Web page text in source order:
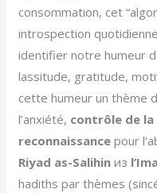
consommation, cet
introspection
identifier notre humeur
lassitude, gratitude,
cette humeur un thème
l’anxiété, contrôle de la
reconnaissance pour
Riyad as-Salihin из
hadiths par thèmes